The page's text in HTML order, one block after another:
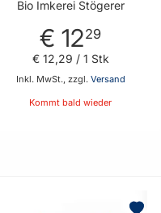
Bio Imkerei Stögerer
€ 1229
Inkl. MwSt., zzgl. Versand
€ 12,29 / 1 Stk
Kommt bald wieder